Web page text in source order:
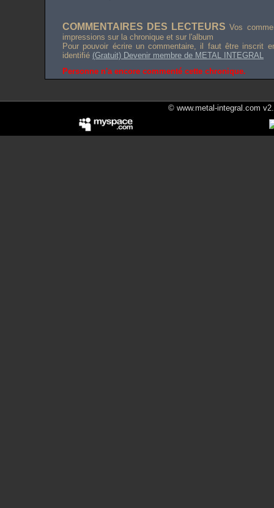
COMMENTAIRES DES LECTEURS Vos
impressions sur la chronique et sur l'album
Pour pouvoir écrire un commentaire, il faut être inscrit
identifié (Gratuit) Devenir membre de METAL INTEGRAL
Personne n'a encore commenté cette chronique.
© www.metal-integral.com